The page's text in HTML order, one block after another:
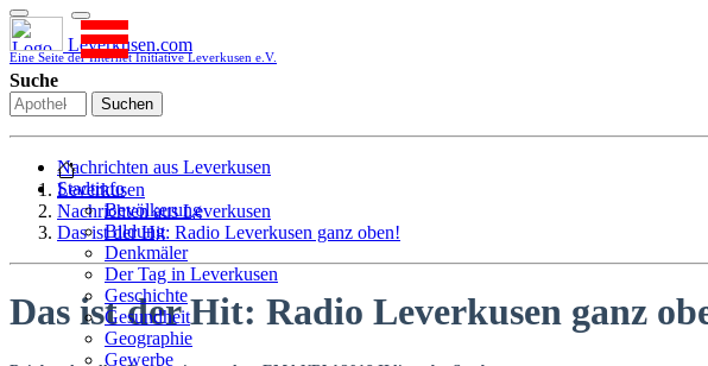
Leverkusen.com
Eine Seite der Internet Initiative Leverkusen e.V.
Suche
Suchen
Nachrichten aus Leverkusen
Stadtinfo
Bevölkerung
Bildung
Denkmäler
Der Tag in Leverkusen
Geschichte
Gesundheit
Geographie
Gewerbe
Leverkusen
Nachrichten aus Leverkusen
Das ist der Hit: Radio Leverkusen ganz oben!
Das ist der Hit: Radio Leverkusen ganz